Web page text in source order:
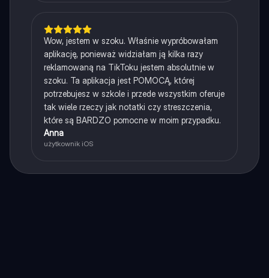
Wow, jestem w szoku. Właśnie wypróbowałam
aplikację, ponieważ widziałam ją kilka razy
reklamowaną na TikToku jestem absolutnie w
szoku. Ta aplikacja jest POMOCĄ, której
potrzebujesz w szkole i przede wszystkim oferuje
tak wiele rzeczy jak notatki czy streszczenia,
które są BARDZO pomocne w moim przypadku.
Anna
użytkownik iOS